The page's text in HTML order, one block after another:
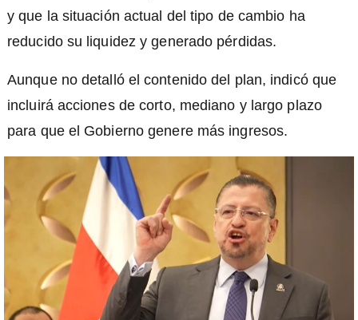
y que la situación actual del tipo de cambio ha
reducido su liquidez y generado pérdidas.
Aunque no detalló el contenido del plan, indicó que
incluirá acciones de corto, mediano y largo plazo
para que el Gobierno genere más ingresos.